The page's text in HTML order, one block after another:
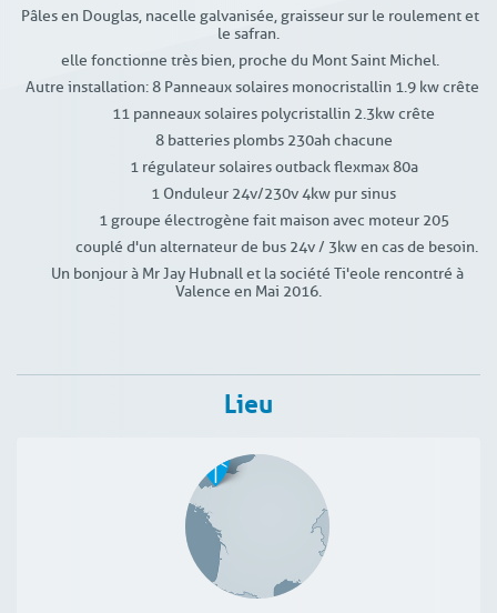
Pâles en Douglas, nacelle galvanisée, graisseur sur le roulement et
le safran.
elle fonctionne très bien, proche du Mont Saint Michel.
Autre installation: 8 Panneaux solaires monocristallin 1.9 kw crête
11 panneaux solaires polycristallin 2.3kw crête
8 batteries plombs 230ah chacune
1 régulateur solaires outback flexmax 80a
1 Onduleur 24v/230v 4kw pur sinus
1 groupe électrogène fait maison avec moteur 205
couplé d'un alternateur de bus 24v / 3kw en cas de besoin.
Un bonjour à Mr Jay Hubnall et la société Ti'eole rencontré à
Valence en Mai 2016.
Lieu